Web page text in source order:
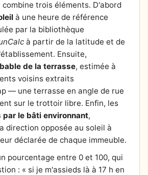
trois éléments. D'abord
à une heure de référence
par la bibliothèque
à partir de la latitude et de
Ensuite,
de la terrasse, estimée à
voisins extraits
— une terrasse en angle de rue
sur le trottoir libre. Enfin, les
le bâti environnant,
direction opposée au soleil à
déclarée de chaque immeuble.
pourcentage entre 0 et 100, qui
: « si je m'assieds là à 17 h en